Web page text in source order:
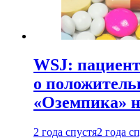
WSJ:
о
«Оземпика»
2 года спустя2 года